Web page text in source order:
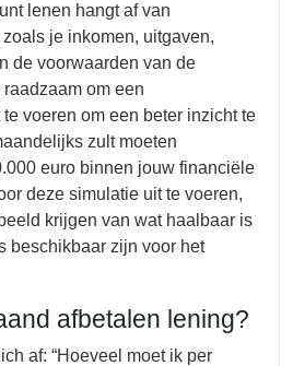
lenen hangt af van
je inkomen, uitgaven,
de voorwaarden van de
om een
voeren om een beter inzicht te
zult moeten
euro binnen jouw financiële
deze simulatie uit te voeren,
krijgen van wat haalbaar is
beschikbaar zijn voor het
afbetalen lening?
af: “Hoeveel moet ik per